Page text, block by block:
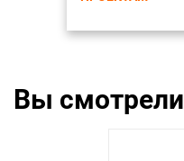
Вы смотрели